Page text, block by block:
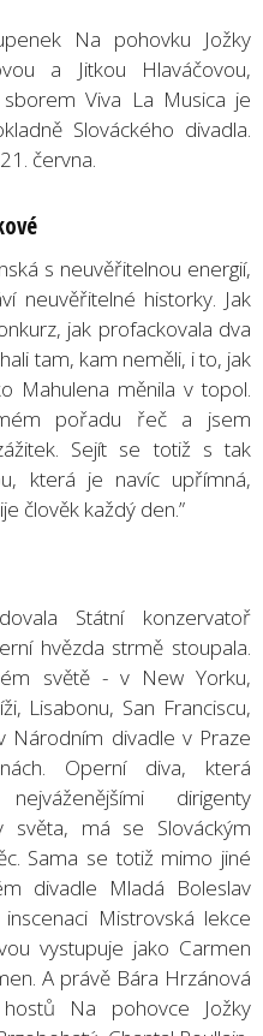
Na pohovku Jožky
a Jitkou Hlaváčovou,
Viva La Musica je
Slováckého divadla.
června.
s neuvěřitelnou energií,
neuvěřitelné historky. Jak
jak profackovala dva
tam, kam neměli, i to, jak
Mahulena měnila v topol.
pořadu řeč a jsem
Sejít se totiž s tak
která je navíc upřímná,
člověk každý den.”
Státní konzervatoř
hvězda strmě stoupala.
světě - v New Yorku,
Lisabonu, San Franciscu,
Národním divadle v Praze
Operní diva, která
dirigenty
světa, má se Slováckým
Sama se totiž mimo jiné
divadle Mladá Boleslav
Mistrovská lekce
vystupuje jako Carmen
A právě Bára Hrzánová
Na pohovce Jožky